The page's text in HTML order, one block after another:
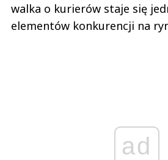
walka o kurierów staje się
elementów konkurencji na
ad